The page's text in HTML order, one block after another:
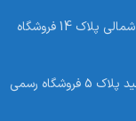
دفتر تهران – خیابان طالقانی خیابان بهار شمالی پلاک 14 فروشگاه
ارومیه – خیابان طالقانی – مرکز خرید توحید پلاک 5 فروشگاه رسمی